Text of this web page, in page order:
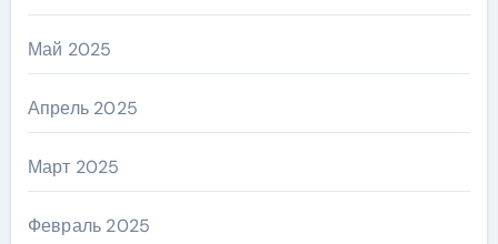
Май 2025
Апрель 2025
Март 2025
Февраль 2025